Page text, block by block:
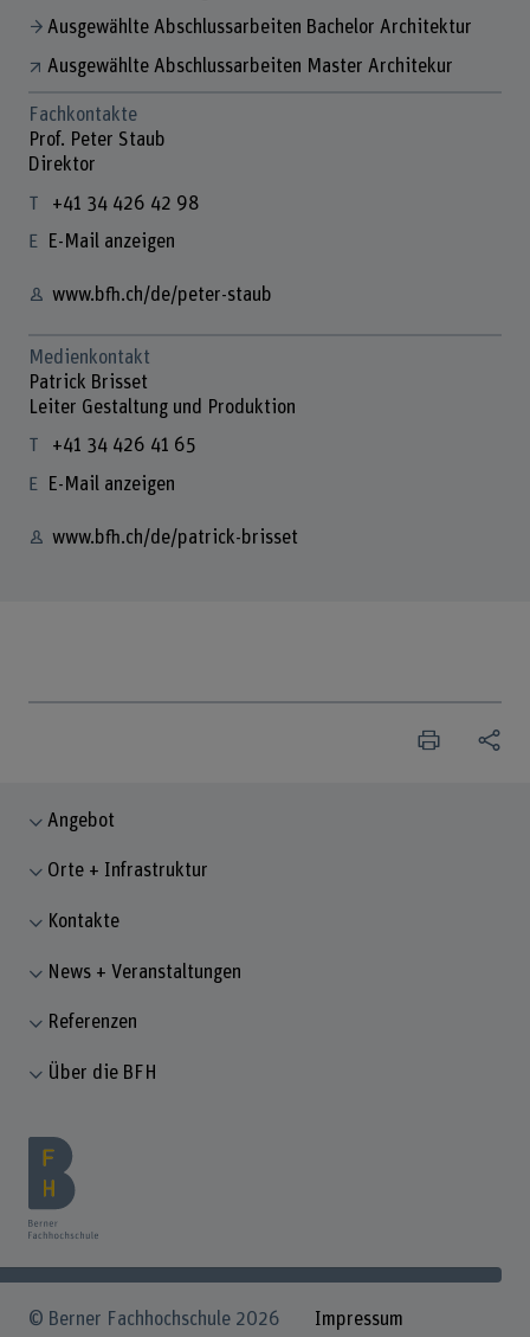
Ausgewählte Abschlussarbeiten Bachelor Architektur
Ausgewählte Abschlussarbeiten Master Architekur
Fachkontakte
Prof. Peter Staub
Direktor
+41 34 426 42 98
E-Mail anzeigen
www.bfh.ch/de/peter-staub
Medienkontakt
Patrick Brisset
Leiter Gestaltung und Produktion
+41 34 426 41 65
E-Mail anzeigen
www.bfh.ch/de/patrick-brisset
Angebot
Orte + Infrastruktur
Kontakte
News + Veranstaltungen
Referenzen
Über die BFH
© Berner Fachhochschule 2026 Impressum